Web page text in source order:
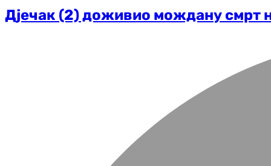
Дјечак (2) доживио мождану смрт